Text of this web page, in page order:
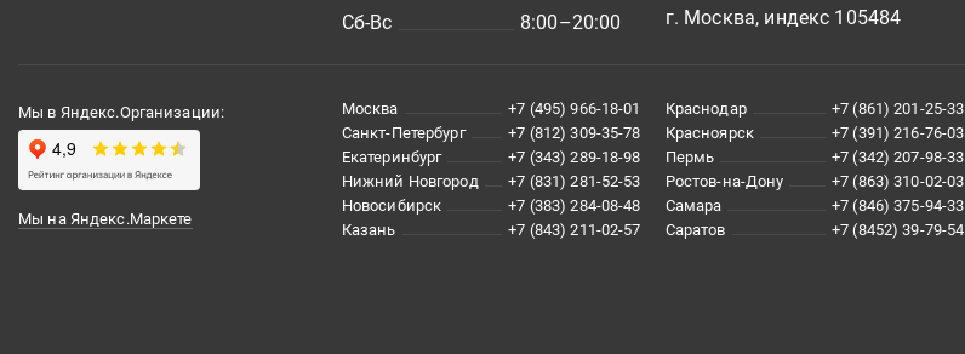
Сб-Вс
8:00–20:00
г. Москва, индекс 105484
Мы в Яндекс.Организации:
Мы на Яндекс.Маркете
Москва
+7 (495) 966-18-01
Санкт-Петербург
+7 (812) 309-35-78
Екатеринбург
+7 (343) 289-18-98
Нижний Новгород
+7 (831) 281-52-53
Новосибирск
+7 (383) 284-08-48
Казань
+7 (843) 211-02-57
Краснодар
+7 (861) 201-25-33
Красноярск
+7 (391) 216-76-03
Пермь
+7 (342) 207-98-33
Ростов-на-Дону
+7 (863) 310-02-03
Самара
+7 (846) 375-94-33
Саратов
+7 (8452) 39-79-54